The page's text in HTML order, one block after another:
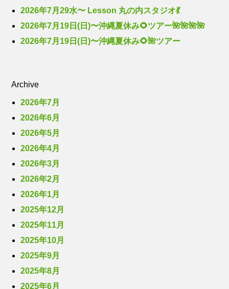
2026年7月29水〜 Lesson 丸の内スタジオ💃
2026年7月19日(日)〜沖縄夏休み🌻ツアー🌺🌺🌺🌺
2026年7月19日(日)〜沖縄夏休み🌻🌺ツアー
Archive
2026年7月
2026年6月
2026年5月
2026年4月
2026年3月
2026年2月
2026年1月
2025年12月
2025年11月
2025年10月
2025年9月
2025年8月
2025年6月